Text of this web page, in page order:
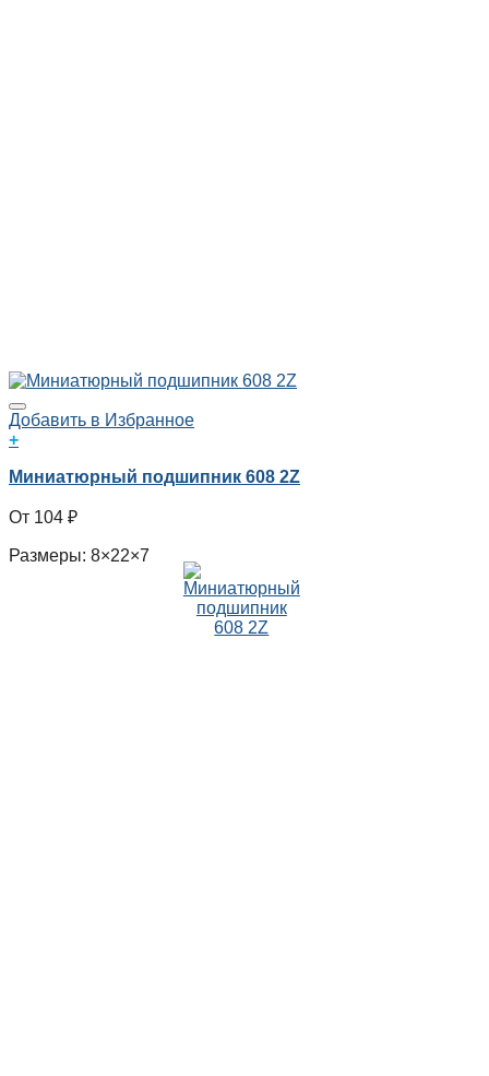
Добавить в Избранное
+
Миниатюрный подшипник 608 2Z
104 ₽
Размеры: 8×22×7